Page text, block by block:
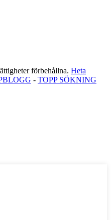
förbehållna. Heta
- TOPP SÖKNING